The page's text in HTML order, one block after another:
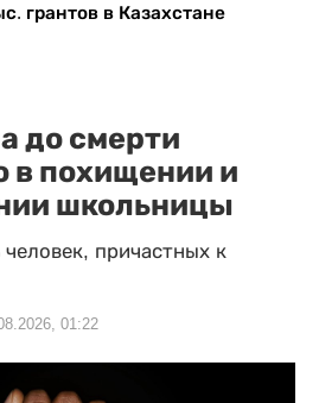
грантов в Казахстане
до смерти
в похищении и
школьницы
причастных к
01:22